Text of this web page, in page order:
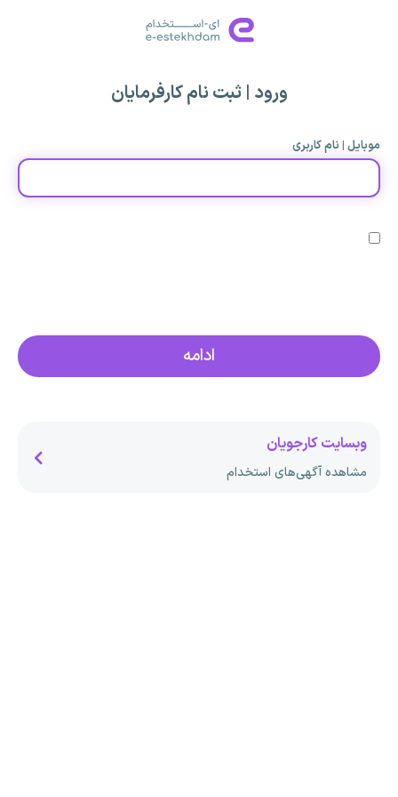
ورود | ثبت نام کارفرمایان
موبایل | نام کاربری
وبسایت کارجویان
مشاهده آگهی‌های استخدام